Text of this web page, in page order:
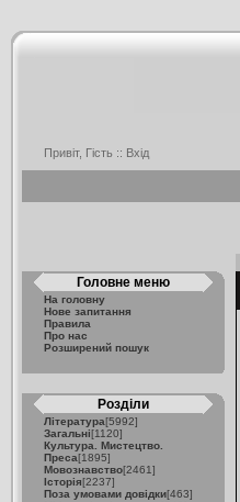
Привіт, Гість :: Вхід
Головне меню
На головну
Нове запитання
Правила
Про нас
Розширений пошук
Розділи
Література[5992]
Загальні[1120]
Культура. Мистецтво.
Преса[1895]
Мовознавство[2461]
Історія[2237]
Поза умовами довідки[463]